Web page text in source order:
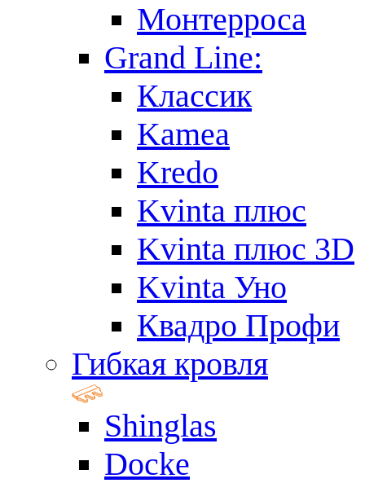
Монтерроса
Grand Line:
Классик
Kamea
Kredo
Kvinta плюс
Kvinta плюс 3D
Kvinta Уно
Квадро Профи
Гибкая кровля
Shinglas
Docke